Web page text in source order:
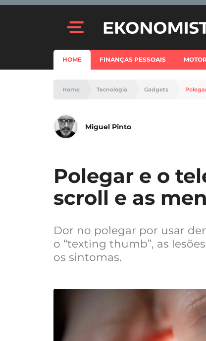
HOME FINANÇAS PESSOAIS
Home Tecnologia Gadgets
Miguel Pinto
Polegar e o
scroll e as
Dor no polegar por usar
o “texting thumb”, as
os sintomas.